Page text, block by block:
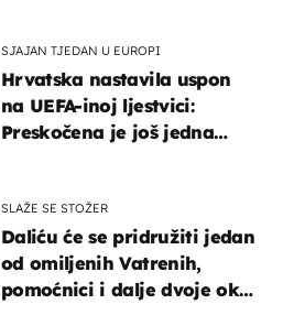
SJAJAN TJEDAN U EUROPI
Hrvatska nastavila uspon
na UEFA-inoj ljestvici:
Preskočena je još jedna
SLAŽE SE STOŽER
Daliću će se pridružiti jedan
od omiljenih Vatrenih,
pomoćnici i dalje dvoje oko